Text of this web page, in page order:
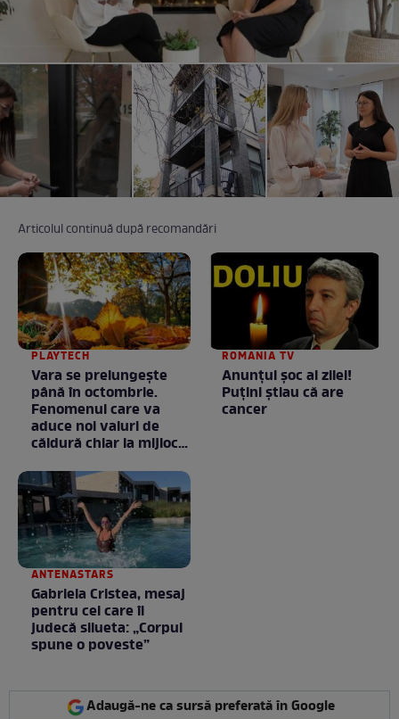
Articolul continuă după recomandări
PLAYTECH
Vara se prelungeşte
până în octombrie.
Fenomenul care va
aduce noi valuri de
căldură chiar la mijlocul
ROMANIA TV
Anunţul şoc al zilei!
Puţini ştiau că are
cancer
ANTENASTARS
Gabriela Cristea, mesaj
pentru cei care îi
judecă silueta: „Corpul
spune o poveste”
Adaugă-ne ca sursă preferată în Google